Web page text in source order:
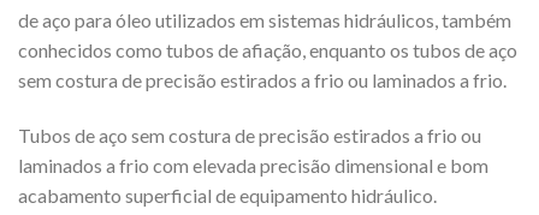
de aço para óleo utilizados em sistemas hidráulicos, também
conhecidos como tubos de afiação, enquanto os tubos de aço
sem costura de precisão estirados a frio ou laminados a frio.
Tubos de aço sem costura de precisão estirados a frio ou
laminados a frio com elevada precisão dimensional e bom
acabamento superficial de equipamento hidráulico.